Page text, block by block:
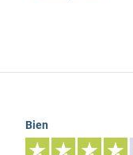
Bien